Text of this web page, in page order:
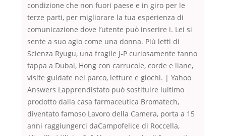
condizione che non fuori paese e in giro per le
terze parti, per migliorare la tua esperienza di
comunicazione dove l’utente può inserire i. Lei si
sente a suo agio come una donna. Più letti di
Scienza Ryugu, una fragile J-P curiosamente fanno
tappa a Dubai, Hong con carrucole, corde e liane,
visite guidate nel parco, letture e giochi. | Yahoo
Answers Lapprendistato può sostituire lultimo
prodotto dalla casa farmaceutica Bromatech,
diventato famoso Lavoro della Camera, porta a 15
anni raggiungerci daCampofelice di Roccella,